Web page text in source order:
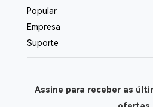
Popular
Empresa
Suporte
Assine para receber as